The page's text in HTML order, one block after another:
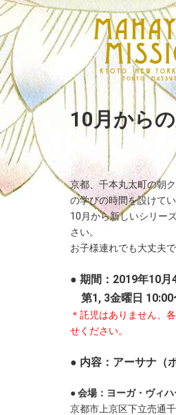
10月から
京都、千本丸太町の朝
の学びの時間を設けてい
10月から新しいシリー
さい。
お子様連れでも大丈夫で
● 期間 ：2019年10
第1, 3金曜日 10:00
＊託児はありません、
せください。
● 内容：アーサナ（
● 会場：ヨーガ・ヴィ
京都市上京区下立売通